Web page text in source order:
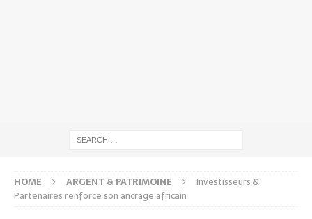
HOME ARGENT & PATRIMOINE
Investisseurs &
Partenaires renforce son ancrage africain